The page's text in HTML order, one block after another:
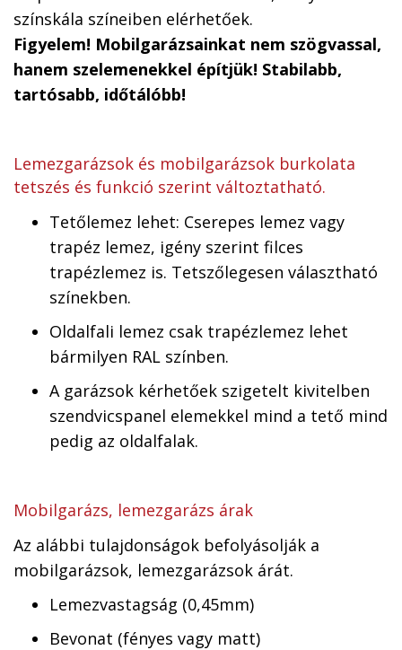
színskála színeiben elérhetőek.
Figyelem! Mobilgarázsainkat nem szögvassal,
hanem szelemenekkel építjük! Stabilabb,
tartósabb, időtálóbb!
Lemezgarázsok és mobilgarázsok burkolata
tetszés és funkció szerint változtatható.
Tetőlemez lehet: Cserepes lemez vagy
trapéz lemez, igény szerint filces
trapézlemez is. Tetszőlegesen választható
színekben.
Oldalfali lemez csak trapézlemez lehet
bármilyen RAL színben.
A garázsok kérhetőek szigetelt kivitelben
szendvicspanel elemekkel mind a tető mind
pedig az oldalfalak.
Mobilgarázs, lemezgarázs árak
Az alábbi tulajdonságok befolyásolják a
mobilgarázsok, lemezgarázsok árát.
Lemezvastagság (0,45mm)
Bevonat (fényes vagy matt)